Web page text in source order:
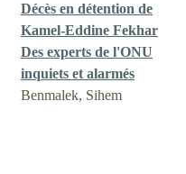
Décès en détention de
Kamel-Eddine Fekhar
Des experts de l'ONU
inquiets et alarmés
Benmalek, Sihem